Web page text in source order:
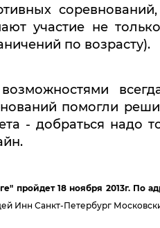
соревнований,
участие не
по возрасту).
помогли
- добраться надо
пройдет 18 ноября 2013г. По
Инн Санкт-Петербург